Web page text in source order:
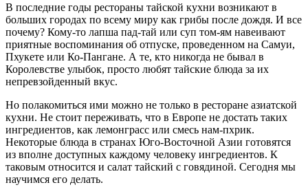
В последние годы рестораны тайской кухни возникают в
больших городах по всему миру как грибы после дождя. И все
почему? Кому-то лапша пад-тай или суп том-ям навеивают
приятные воспоминания об отпуске, проведенном на Самуи,
Пхукете или Ко-Пангане. А те, кто никогда не бывал в
Королевстве улыбок, просто любят тайские блюда за их
непревзойденный вкус.
Но полакомиться ими можно не только в ресторане азиатской
кухни. Не стоит переживать, что в Европе не достать таких
ингредиентов, как лемонграсс или смесь нам-пхрик.
Некоторые блюда в странах Юго-Восточной Азии готовятся
из вполне доступных каждому человеку ингредиентов. К
таковым относится и салат тайский с говядиной. Сегодня мы
научимся его делать.